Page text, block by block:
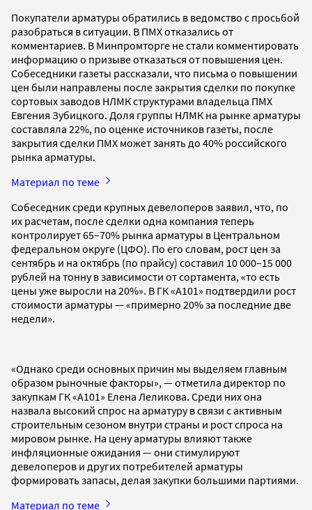
Покупатели арматуры обратились в ведомство с просьбой
разобраться в ситуации. В ПМХ отказались от
комментариев. В Минпромторге не стали комментировать
информацию о призыве отказаться от повышения цен.
Собеседники газеты рассказали, что письма о повышении
цен были направлены после закрытия сделки по покупке
сортовых заводов НЛМК структурами владельца ПМХ
Евгения Зубицкого. Доля группы НЛМК на рынке арматуры
составляла 22%, по оценке источников газеты, после
закрытия сделки ПМХ может занять до 40% российского
рынка арматуры.
Материал по теме
Собеседник среди крупных девелоперов заявил, что, по
их расчетам, после сделки одна компания теперь
контролирует 65–70% рынка арматуры в Центральном
федеральном округе (ЦФО). По его словам, рост цен за
сентябрь и на октябрь (по прайсу) составил 10 000–15 000
рублей на тонну в зависимости от сортамента, «то есть
цены уже выросли на 20%». В ГК «А101» подтвердили рост
стоимости арматуры — «примерно 20% за последние две
недели».
«Однако среди основных причин мы выделяем главным
образом рыночные факторы», — отметила директор по
закупкам ГК «А101» Елена Леликова. Среди них она
назвала высокий спрос на арматуру в связи с активным
строительным сезоном внутри страны и рост спроса на
мировом рынке. На цену арматуры влияют также
инфляционные ожидания — они стимулируют
девелоперов и других потребителей арматуры
формировать запасы, делая закупки большими партиями.
Материал по теме